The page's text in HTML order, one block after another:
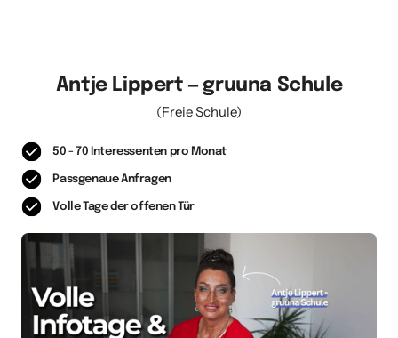
Antje Lippert ‒ gruuna Schule
(Freie Schule)
50 - 70 Interessenten pro Monat
Passgenaue Anfragen
Volle Tage der offenen Tür